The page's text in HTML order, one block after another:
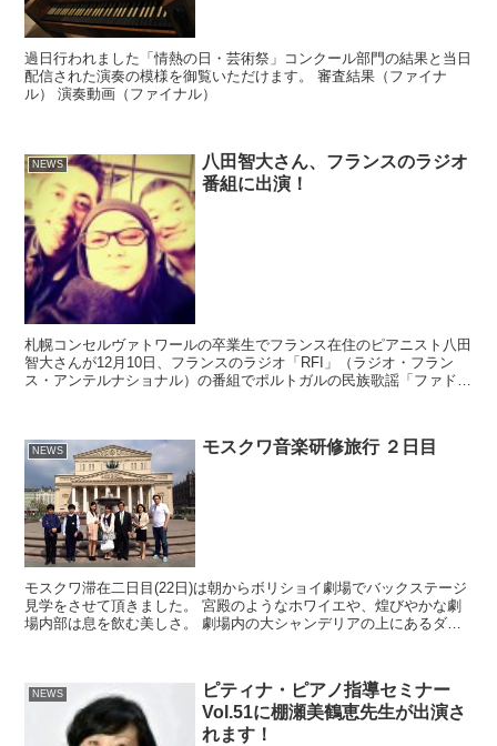
過日行われました「情熱の日・芸術祭」コンクール部門の結果と当日
配信された演奏の模様を御覧いただけます。 審査結果（ファイナ
ル） 演奏動画（ファイナル）
NEWS
八田智大さん、フランスのラジオ
番組に出演！
札幌コンセルヴァトワールの卒業生でフランス在住のピアニスト八田
智大さんが12月10日、フランスのラジオ「RFI」（ラジオ・フラン
ス・アンテルナショナル）の番組でポルトガルの民族歌謡「ファド」
NEWS モスクワ音楽研修旅行 ２日目
モスクワ滞在二日目(22日)は朝からボリショイ劇場でバックステージ
見学をさせて頂きました。 宮殿のようなホワイエや、煌びやかな劇
場内部は息を飲む美しさ。 劇場内の大シャンデリアの上にあるダン
NEWS
ピティナ・ピアノ指導セミナー
Vol.51に棚瀬美鶴恵先生が出演さ
れます！